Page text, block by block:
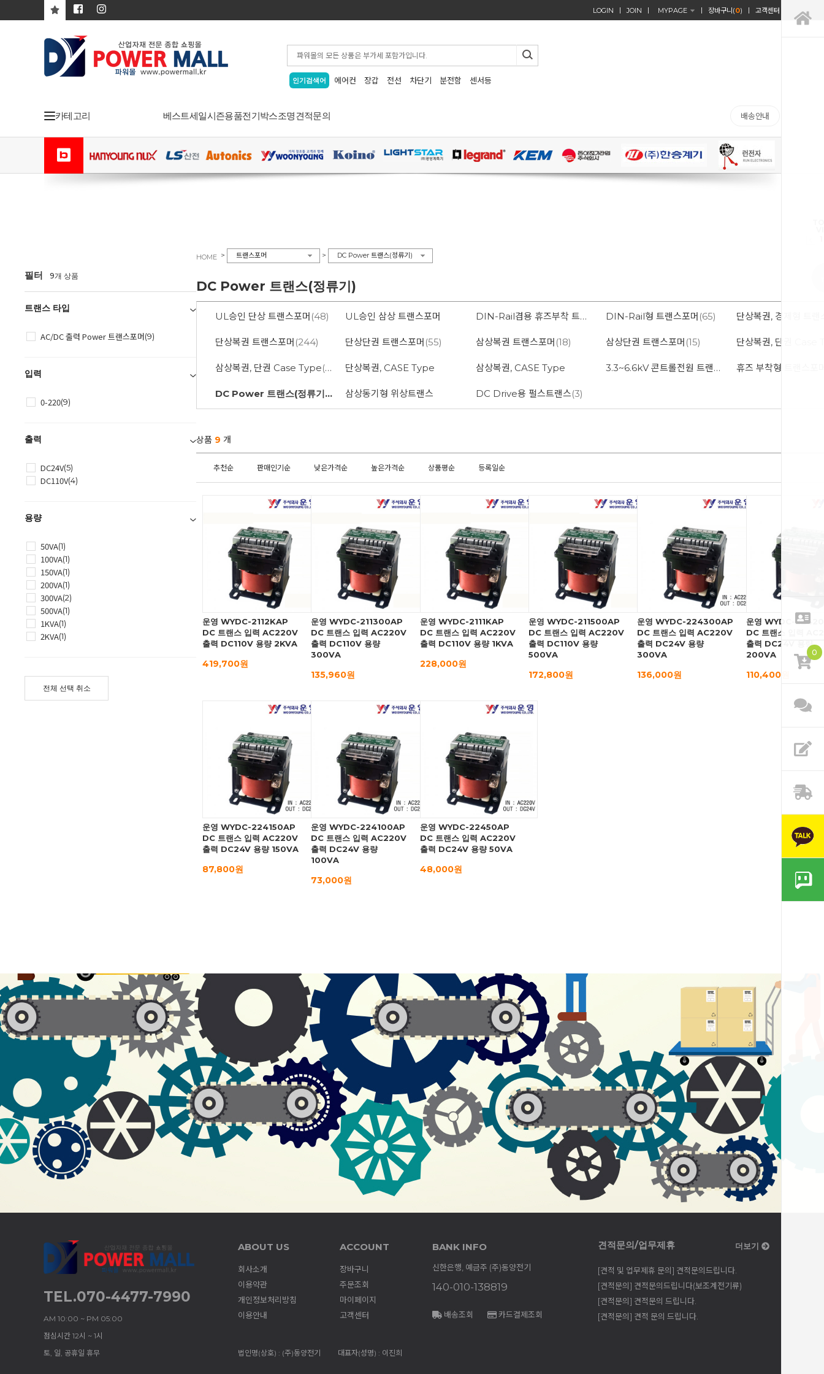
0
LOGIN JOIN MYPAGE 장바구니(0) 고객센터
인기검색어 에어컨 장갑 전선 차단기 분전함 센서등
카테고리 베스트세일시즌용품전기박스조명견적문의 배송안내
필터 9개 상품
트랜스 타입
AC/DC 출력 Power 트랜스포머(9)
입력
0-220(9)
출력
DC24V(5)
DC110V(4)
용량
50VA(1)
100VA(1)
150VA(1)
200VA(1)
300VA(2)
500VA(1)
1KVA(1)
2KVA(1)
전체 선택 취소
HOME > 트랜스포머 > DC Power 트랜스(정류기)
DC Power 트랜스(정류기)
UL승인 단상 트랜스포머 (48) UL승인 삼상 트랜스포머 DIN-Rail겸용 휴즈부착 트랜스포머 (42)
DIN-Rail형 트랜스포머 (65)
단상복권 트랜스포머 (244) 단상단권 트랜스포머 (55) 삼상복권 트랜스포머 (18) 삼상단권 트랜스포머 (15) 단상복권, 단권 Case
삼상복권, 단권 Case Type(22) 단상복권, CASE Type 삼상복권, CASE Type 3.3~6.6kV 콘트롤전원 트랜스포머 휴즈 부착형 트랜스포
DC Power 트랜스(정류기)(9) 삼상동기형 위상트랜스 DC Drive용 펄스트랜스(3)
상품 9 개
추천순 판매인기순 낮은가격순 높은가격순 상품평순 등록일순
운영 WYDC-2112KAP
DC 트랜스 입력 AC220V
출력 DC110V 용량 2KVA
419,700원
운영 WYDC-211300AP
DC 트랜스 입력 AC220V
출력 DC110V 용량
300VA
135,960원
운영 WYDC-2111KAP
DC 트랜스 입력 AC220V
출력 DC110V 용량 1KVA
228,000원
운영 WYDC-211500AP
DC 트랜스 입력 AC220V
출력 DC110V 용량
500VA
172,800원
운영 WYDC-224300AP
DC 트랜스 입력 AC220V
출력 DC24V 용량
300VA
136,000원
운영 WYDC-
DC 트랜스 입력
출력 DC24V 용량
200VA
110,400원
운영 WYDC-224150AP
DC 트랜스 입력 AC220V
출력 DC24V 용량 150VA
87,800원
운영 WYDC-224100AP
DC 트랜스 입력 AC220V
출력 DC24V 용량
100VA
73,000원
운영 WYDC-22450AP
DC 트랜스 입력 AC220V
출력 DC24V 용량 50VA
48,000원
TEL.070-4477-7990
AM 10:00 ~ PM 05:00
점심시간 12시 ~ 1시
토, 일, 공휴일 휴무
ABOUT US
회사소개
이용약관
개인정보처리방침
이용안내
ACCOUNT
장바구니
주문조회
마이페이지
고객센터
BANK INFO
신한은행, 예금주 (주)동양전기
140-010-138819
배송조회 카드결제조회
견적문의/업무제휴 더보기
[견적 및 업무제휴 문의] 견적문의드립니다.
[견적문의] 견적문의드립니다(보조계전기류)
[견적문의] 견적문의 드립니다.
[견적문의] 견적 문의 드립니다.
법인명(상호) : (주)동양전기 대표자(성명) : 이진희